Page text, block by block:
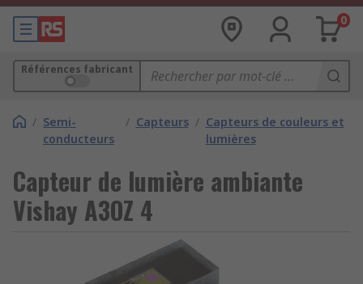
0
Références fabricant
/ Semi-
conducteurs
/ Capteurs / Capteurs de couleurs et
lumières
Capteur de lumière ambiante
Vishay A3OZ 4